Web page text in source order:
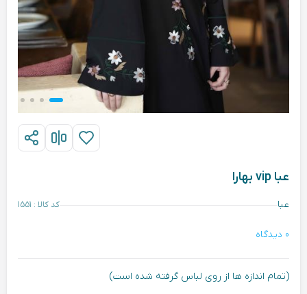
عبا vip بهارا
عبا کد کالا : 1551
0 دیدگاه
(تمام اندازه ها از روی لباس گرفته شده است)